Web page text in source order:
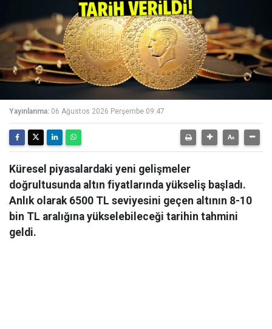
Yayınlanma: 06 Ağustos 2026 Perşembe 09:47
Küresel piyasalardaki yeni gelişmeler
doğrultusunda altın fiyatlarında yükseliş başladı.
Anlık olarak 6500 TL seviyesini geçen altının 8-10
bin TL aralığına yükselebileceği tarihin tahmini
geldi.